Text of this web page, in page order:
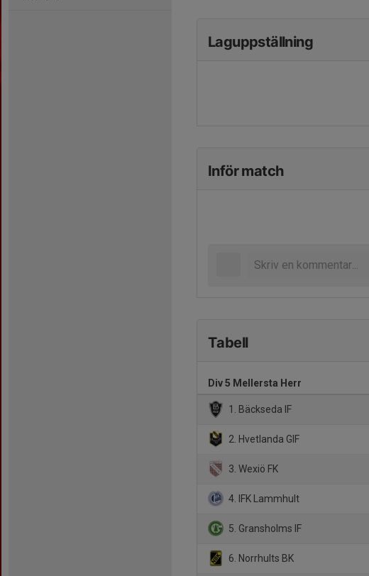
Laguppställning
Inför match
Tabell
Div 5 Mellersta Herr
1. Bäckseda IF
2. Hvetlanda GIF
3. Wexiö FK
4. IFK Lammhult
5. Gransholms IF
6. Norrhults BK